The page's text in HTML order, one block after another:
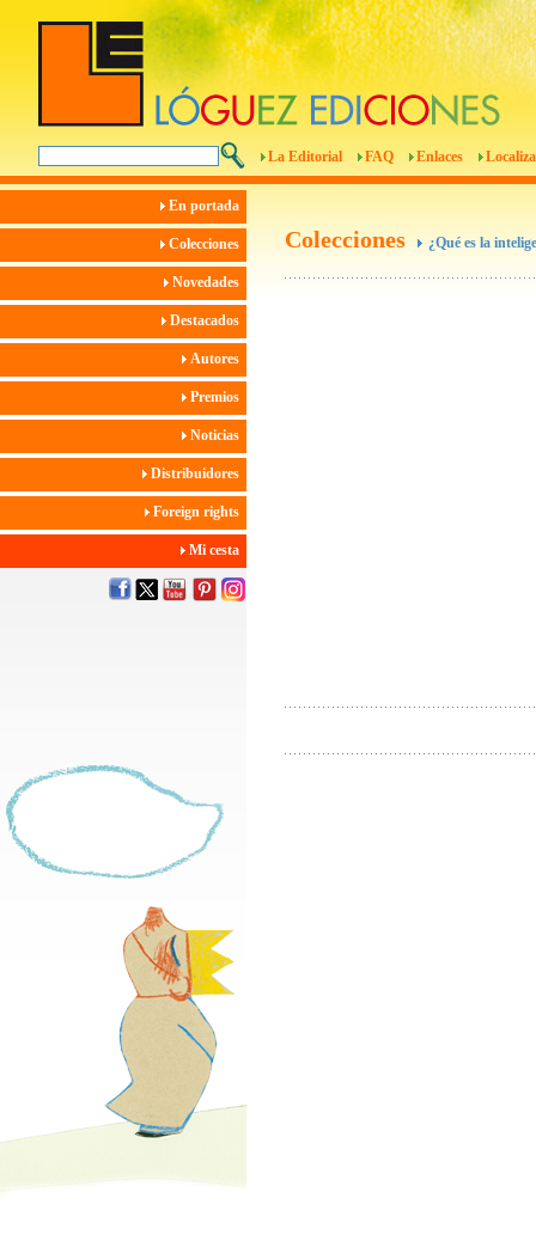
La Editorial FAQ Enlaces
En portada
Colecciones
Novedades
Destacados
Autores
Premios
Noticias
Distribuidores
Foreign rights
Mi cesta
Colecciones ¿Qué es la